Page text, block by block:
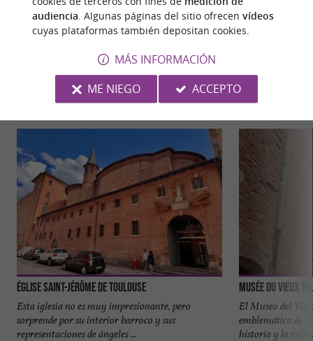
PARA DESCUBRIRALREDEDOR
Descubrir Información Alojamiento
Église Saint-Jérôme de Toulouse
Esta iglesia no es muy impresionante, pero
sorprende por su interior barroco y sus
representaciones de ángeles ...
Musée du Vieux
El Museo del
emblemático de
historia y la
audiencia . Algunas páginas del sitio ofrecen vídeos
cuyas plataformas también depositan cookies.
MÁS INFORMACIÓN
ME NIEGO
ACCEPTO